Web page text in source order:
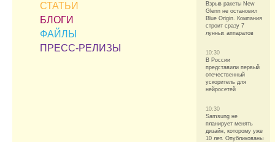
СТАТЬИ
БЛОГИ
ФАЙЛЫ
ПРЕСС-РЕЛИЗЫ
Взрыв ракеты New
Glenn не остановил
Blue Origin. Компания
строит сразу 7
лунных аппаратов
10:30
В России
представили первый
отечественный
ускоритель для
нейросетей
10:30
Samsung не
планирует менять
дизайн, которому уже
10 лет. Опубликованы